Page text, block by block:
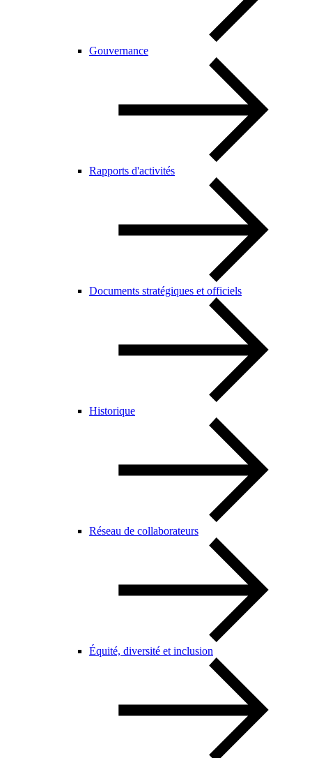
Gouvernance
Rapports d'activités
Documents stratégiques et officiels
Historique
Réseau de collaborateurs
Équité, diversité et inclusion